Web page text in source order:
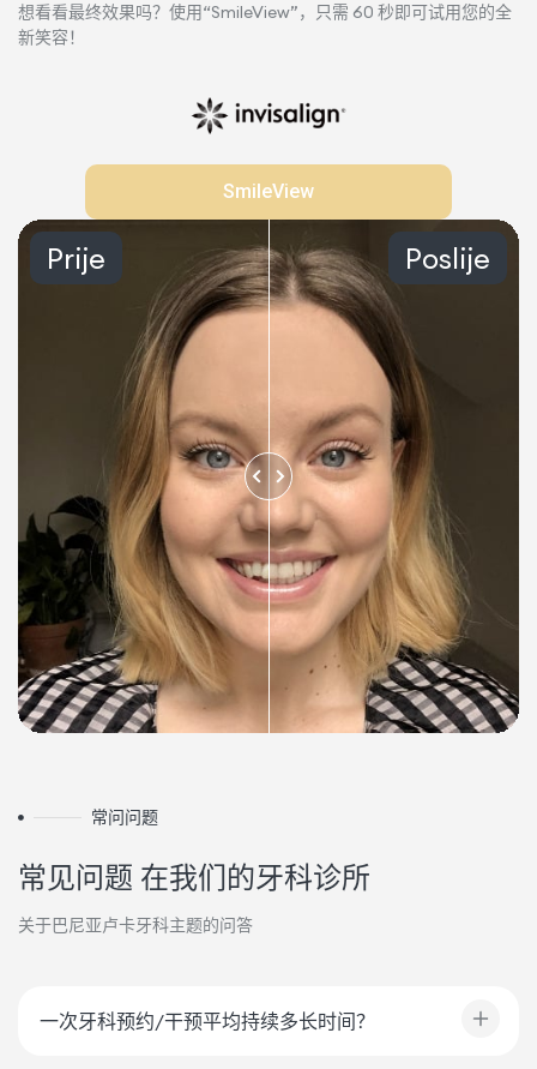
SmileView
Prije Poslije
想看看最终效果吗？使用“SmileView”，只需 60 秒即可试用您的​​全
新笑容！
常问问题
常见问题 在我们的牙科诊所
关于巴尼亚卢卡牙科主题的问答
一次牙科预约/干预平均持续多长时间？